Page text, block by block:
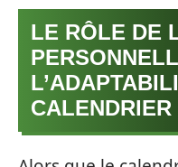
LE RÔLE DE